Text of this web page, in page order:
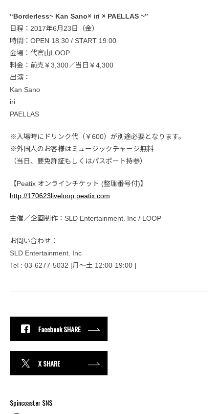
“Borderless~ Kan Sano× iri × PAELLAS ~”
日程：2017年6月23日（金）
時間：OPEN 18:30 / START 19:00
会場：代官山LOOP
料金：前売￥3,300／当日￥4,300
出演：
Kan Sano
iri
PAELLAS
※入場時にドリンク代（￥600）が別途必要となります。
※外国人のお客様はミュージックチャージ無料
（当日、要免許証もしくはパスポート持参）
【Peatix オンラインチケット (整理番号付)】
http://170623liveloop.peatix.com
主催／企画制作：SLD Entertainment. Inc / LOOP
お問い合わせ：
SLD Entertainment. Inc
Tel : 03-6277-5032 [月～土 12:00-19:00 ]
Facebook SHARE
X SHARE
Spincoaster SNS